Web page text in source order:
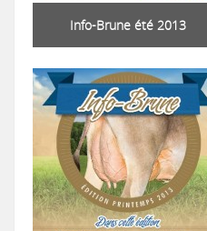
Info-Brune été 2013